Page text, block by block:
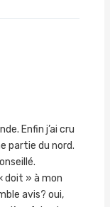
Enfin j’ai cru
partie du nord.
doit » à mon
avis? oui,